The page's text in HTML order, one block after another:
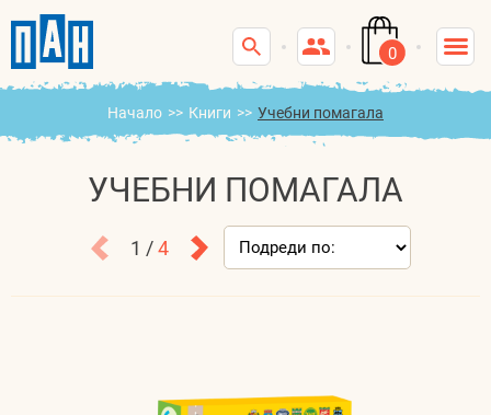
0
Начало >> Книги >> Учебни помагала
УЧЕБНИ ПОМАГАЛА
1 /4